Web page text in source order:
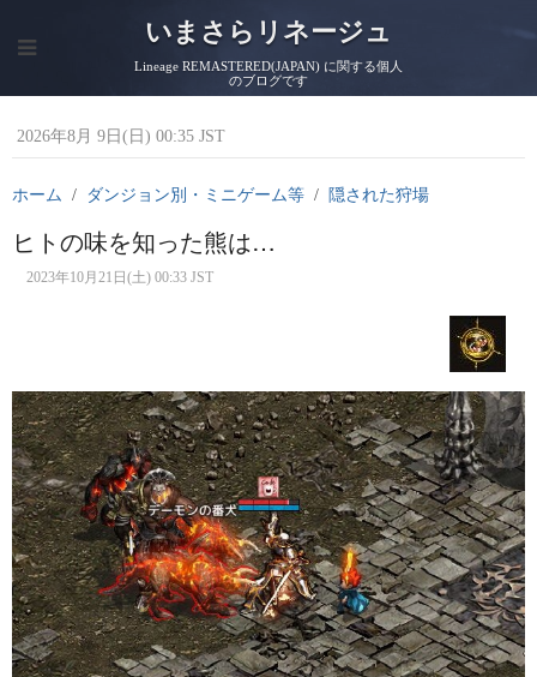
いまさらリネージュ
Lineage REMASTERED(JAPAN) に関する個人
のブログです
2026年8月 9日(日) 00:35 JST
ホーム ダンジョン別・ミニゲーム等 隠された狩場
ヒトの味を知った熊は…
2023年10月21日(土) 00:33 JST